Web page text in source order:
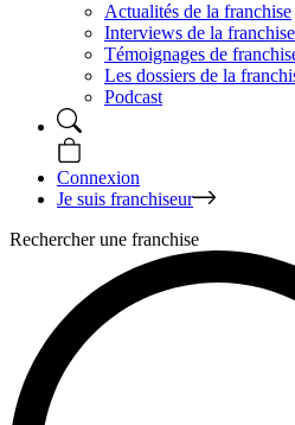
Actualités de la franchise
Interviews de la franchise
Témoignages de
Les dossiers de la
Podcast
Connexion
Je suis franchiseur
Rechercher une franchise